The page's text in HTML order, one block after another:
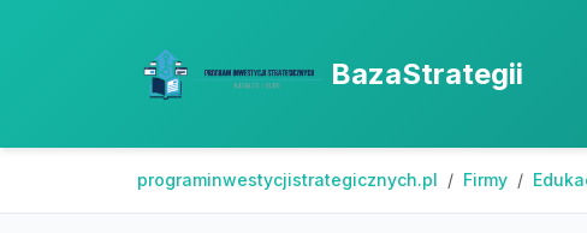
BazaStrategii
programinwestycjistrategicznych.pl Firmy